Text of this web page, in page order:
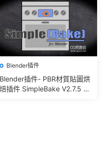
Blender插件
Blender插件- PBR材質貼圖烘
焙插件 SimpleBake V2.7.5 –